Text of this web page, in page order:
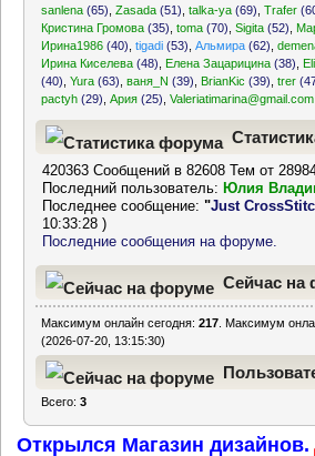
sanlena (65) ,Zasada (51) ,talka-ya (69) ,Trafer
Кристина Громова (35) ,toma (70) ,Sigita (52)
Ирина1986 (40) ,tigadi (53) ,Альмира (62) ,
Ирина Киселева (48) Елена Зацарицина (38)
(40) ,Yura (63) ,ваня_N (39) BrianKic (39) ,trer
pactyh (29) ,Ария (25) ,Valeriatimarina@gmail.com
420363 Сообщений в 82608 Тем от
Последний пользователь: Юлия
Последнее сообщение:"Just
10:33:28 )
Последние сообщения на форуме.
Сейчас на
Максимум онлайн сегодня:217 . Максимум
(2026-07-20, 13:15:30)
часа
Всего:3
Открылся Магазин дизайнов.